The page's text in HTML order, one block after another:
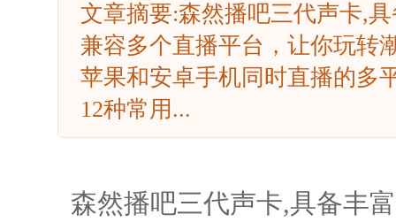
文章摘要:森然播吧三代声卡,
兼容多个直播平台，让你玩转
苹果和安卓手机同时直播的多
12种常用...
森然播吧三代声卡,具备丰